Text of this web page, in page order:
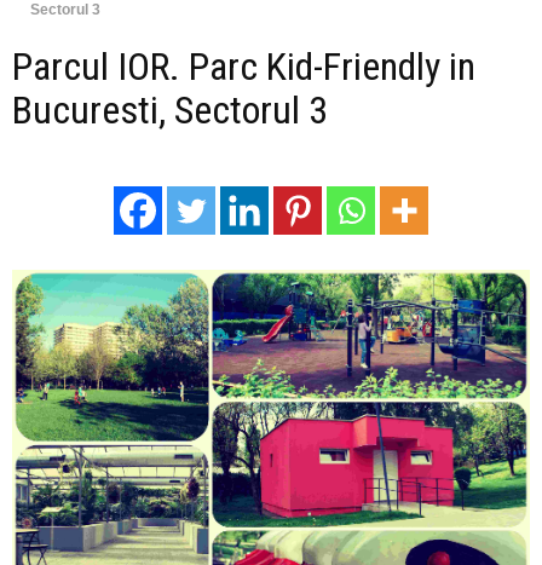
Sectorul 3
Parcul IOR. Parc Kid-Friendly in
Bucuresti, Sectorul 3